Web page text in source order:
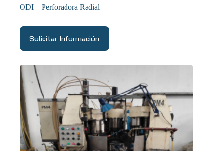
ODI – Perforadora Radial
Solicitar Información